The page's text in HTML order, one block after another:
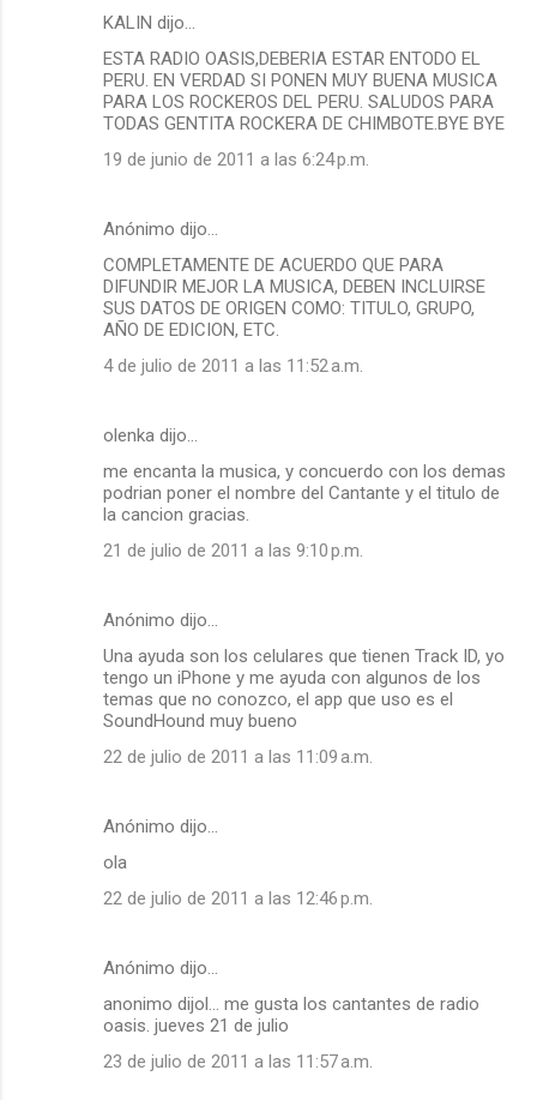
KALIN dijo…
ESTA RADIO OASIS,DEBERIA ESTAR ENTODO EL
PERU. EN VERDAD SI PONEN MUY BUENA MUSICA
PARA LOS ROCKEROS DEL PERU. SALUDOS PARA
TODAS GENTITA ROCKERA DE CHIMBOTE.BYE BYE
19 de junio de 2011 a las 6:24 p.m.
Anónimo dijo…
COMPLETAMENTE DE ACUERDO QUE PARA
DIFUNDIR MEJOR LA MUSICA, DEBEN INCLUIRSE
SUS DATOS DE ORIGEN COMO: TITULO, GRUPO,
AÑO DE EDICION, ETC.
4 de julio de 2011 a las 11:52 a.m.
olenka dijo…
me encanta la musica, y concuerdo con los demas
podrian poner el nombre del Cantante y el titulo de
la cancion gracias.
21 de julio de 2011 a las 9:10 p.m.
Anónimo dijo…
Una ayuda son los celulares que tienen Track ID, yo
tengo un iPhone y me ayuda con algunos de los
temas que no conozco, el app que uso es el
SoundHound muy bueno
22 de julio de 2011 a las 11:09 a.m.
Anónimo dijo…
ola
22 de julio de 2011 a las 12:46 p.m.
Anónimo dijo…
anonimo dijol... me gusta los cantantes de radio
oasis. jueves 21 de julio
23 de julio de 2011 a las 11:57 a.m.